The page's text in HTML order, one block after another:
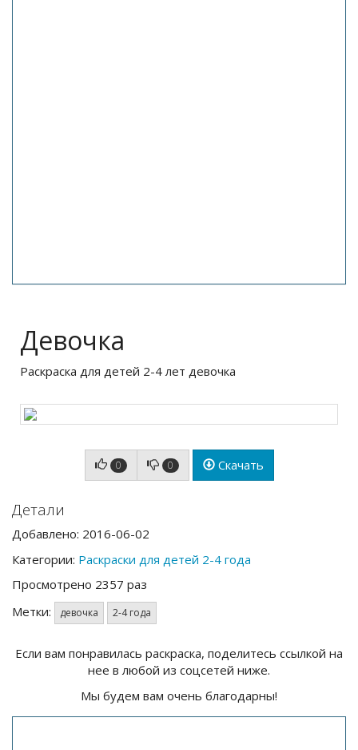
Девочка
Раскраска для детей 2-4 лет девочка
0 0 Скачать
Детали
Добавлено: 2016-06-02
Категории: Раскраски для детей 2-4 года
Просмотрено 2357 раз
Метки:
девочка 2-4 года
Если вам понравилась раскраска, поделитесь ссылкой на
нее в любой из соцсетей ниже.
Мы будем вам очень благодарны!